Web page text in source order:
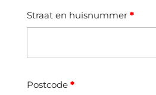
Straat en huisnummer *
Postcode *